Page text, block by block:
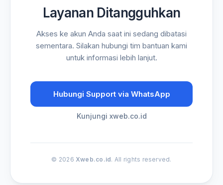
Layanan Ditangguhkan
Akses ke akun Anda saat ini sedang dibatasi
sementara. Silakan hubungi tim bantuan kami
untuk informasi lebih lanjut.
Hubungi Support via WhatsApp
Kunjungi xweb.co.id
© 2026 Xweb.co.id. All rights reserved.